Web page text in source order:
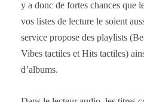
y a donc de fortes chances que
vos listes de lecture le soient
service propose des playlists
Vibes tactiles et Hits tactiles)
d’albums.